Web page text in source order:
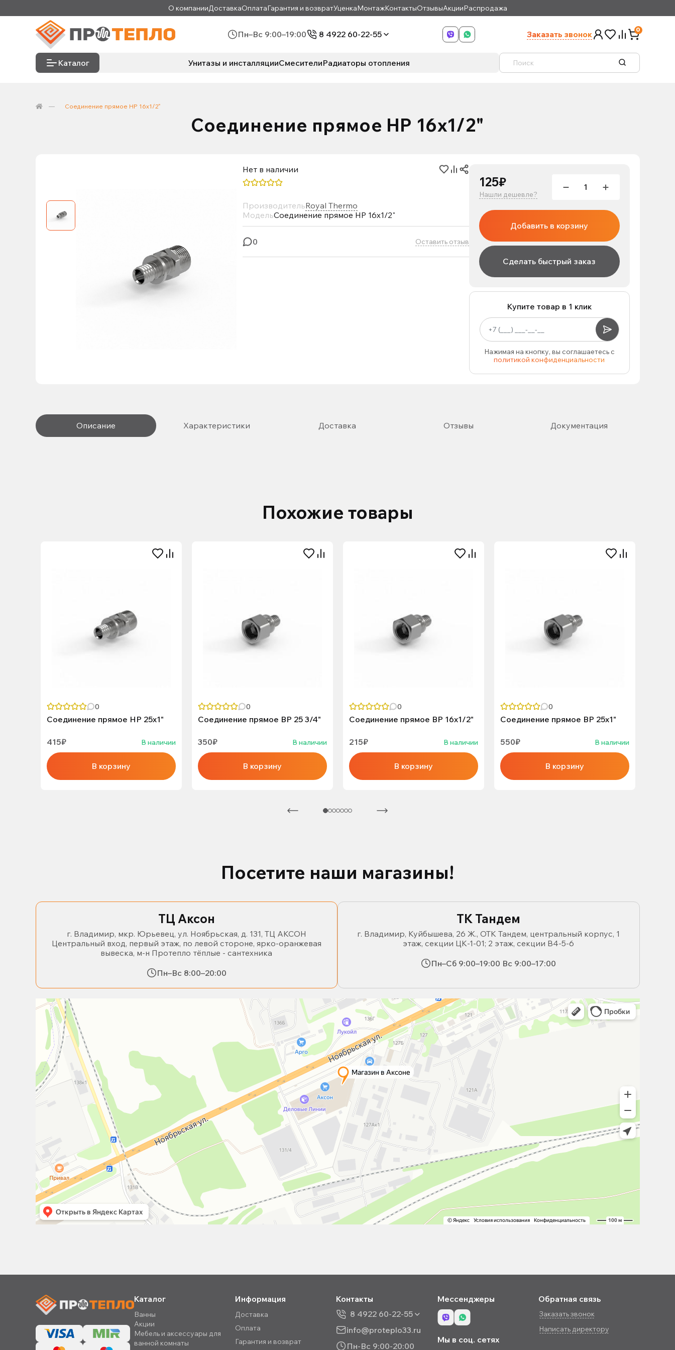
О компанииДоставкаОплатаГарантия и возвратУценкаМонтажКонтактыОтзывыАкцииРаспродажа
Пн–Вс 9:00–19:00 8 4922 60-22-55 Заказать звонок 0
Каталог Унитазы и инсталляцииСмесителиРадиаторы отопления
Соединение прямое НР 16х1/2"
Соединение прямое НР 16х1/2"
Нет в наличии
ПроизводительRoyal Thermo
МодельСоединение прямое НР 16х1/2"
0 Оставить отзыв
125₽
Нашли дешевле?
Добавить в корзину
Сделать быстрый заказ
Купите товар в 1 клик
Нажимая на кнопку, вы соглашаетесь с
политикой конфиденциальности
Описание Характеристики Доставка Отзывы Документация
Похожие товары
0
Соединение прямое НР 25х1"
415₽ В наличии
В корзину
0
Соединение прямое ВР 25 3/4"
350₽ В наличии
В корзину
0
Соединение прямое ВР 16х1/2"
215₽ В наличии
В корзину
0
Соединение прямое ВР 25х1"
550₽ В наличии
В корзину
Посетите наши магазины!
ТЦ Аксон
г. Владимир, мкр. Юрьевец, ул. Ноябрьская, д. 131, ТЦ АКСОН
Центральный вход, первый этаж, по левой стороне, ярко-оранжевая
вывеска, м-н Протепло тёплые - сантехника
Пн–Вс 8:00–20:00
ТК Тандем
г. Владимир, Куйбышева, 26 Ж., ОТК Тандем, центральный корпус, 1
этаж, секции ЦК-1-01; 2 этаж, секции В4-5-6
Пн–Сб 9:00–19:00 Вс 9:00–17:00
Каталог
Ванны
Акции
Мебель и аксессуары для
ванной комнаты
Информация
Доставка
Оплата
Гарантия и возврат
Контакты
8 4922 60-22-55
info@proteplo33.ru
Пн-Вс 9:00-20:00
Мессенджеры
Мы в соц. сетях
Обратная связь
Заказать звонок
Написать директору